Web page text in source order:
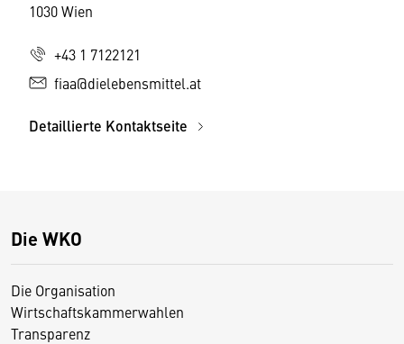
1030 Wien
+43 1 7122121
fiaa@dielebensmittel.at
Detaillierte Kontaktseite
Die WKO
Die Organisation
Wirtschaftskammerwahlen
Transparenz